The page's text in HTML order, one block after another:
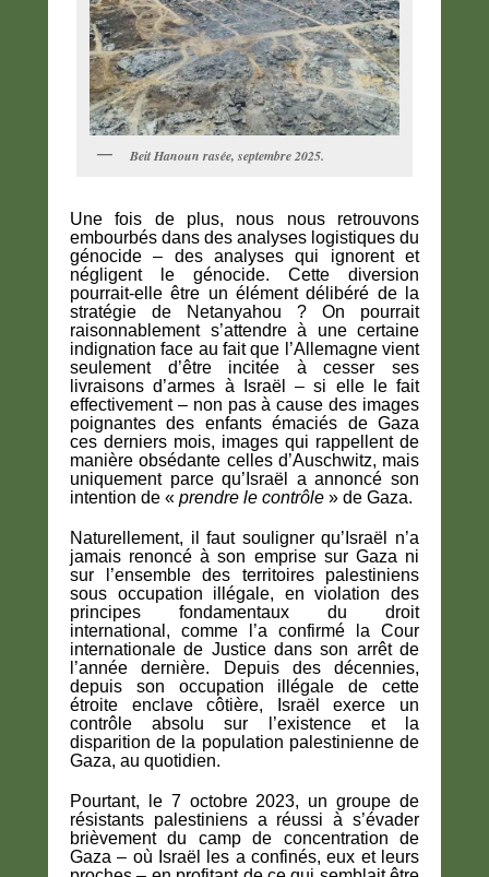
Beit Hanoun rasée, septembre 2025.
Une fois de plus, nous nous retrouvons
embourbés dans des analyses logistiques du
génocide – des analyses qui ignorent et
négligent le génocide. Cette diversion
pourrait-elle être un élément délibéré de la
stratégie de Netanyahou ? On pourrait
raisonnablement s’attendre à une certaine
indignation face au fait que l’Allemagne vient
seulement d’être incitée à cesser ses
livraisons d’armes à Israël – si elle le fait
effectivement – ​​non pas à cause des images
poignantes des enfants émaciés de Gaza
ces derniers mois, images qui rappellent de
manière obsédante celles d’Auschwitz, mais
uniquement parce qu’Israël a annoncé son
intention de « prendre le contrôle » de Gaza.
Naturellement, il faut souligner qu’Israël n’a
jamais renoncé à son emprise sur Gaza ni
sur l’ensemble des territoires palestiniens
sous occupation illégale, en violation des
principes fondamentaux du droit
international, comme l’a confirmé la Cour
internationale de Justice dans son arrêt de
l’année dernière. Depuis des décennies,
depuis son occupation illégale de cette
étroite enclave côtière, Israël exerce un
contrôle absolu sur l’existence et la
disparition de la population palestinienne de
Gaza, au quotidien.
Pourtant, le 7 octobre 2023, un groupe de
résistants palestiniens a réussi à s’évader
brièvement du camp de concentration de
Gaza – où Israël les a confinés, eux et leurs